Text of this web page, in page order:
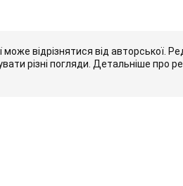
може відрізнятися від авторської.
різні погляди. Детальніше про